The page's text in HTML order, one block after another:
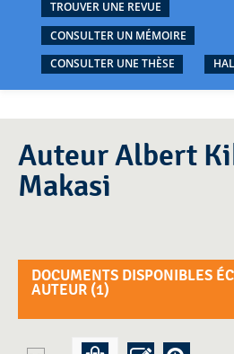
TROUVER UNE REVUE
CONSULTER UN MÉMOIRE
CONSULTER UNE THÈSE
HAL
Auteur Albert Kikonzi
Makasi
DOCUMENTS DISPONIBLES
AUTEUR (1)